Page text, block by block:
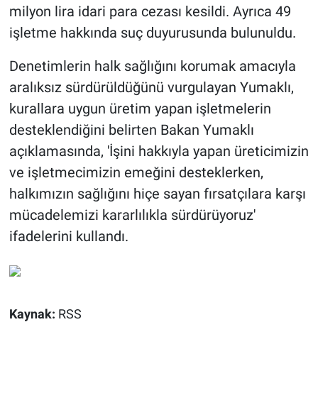
milyon lira idari para cezası kesildi. Ayrıca 49
işletme hakkında suç duyurusunda bulunuldu.
Denetimlerin halk sağlığını korumak amacıyla
aralıksız sürdürüldüğünü vurgulayan Yumaklı,
kurallara uygun üretim yapan işletmelerin
desteklendiğini belirten Bakan Yumaklı
açıklamasında, 'İşini hakkıyla yapan üreticimizin
ve işletmecimizin emeğini desteklerken,
halkımızın sağlığını hiçe sayan fırsatçılara karşı
mücadelemizi kararlılıkla sürdürüyoruz'
ifadelerini kullandı.
Kaynak: RSS